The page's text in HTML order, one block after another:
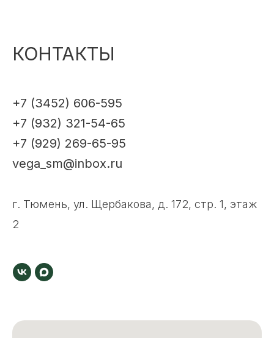
КОНТАКТЫ
+7 (3452) 606-595
+7 (932) 321-54-65
+7 (929) 269-65-95
vega_sm@inbox.ru
г. Тюмень, ул. Щербакова, д. 172, стр. 1, этаж
2